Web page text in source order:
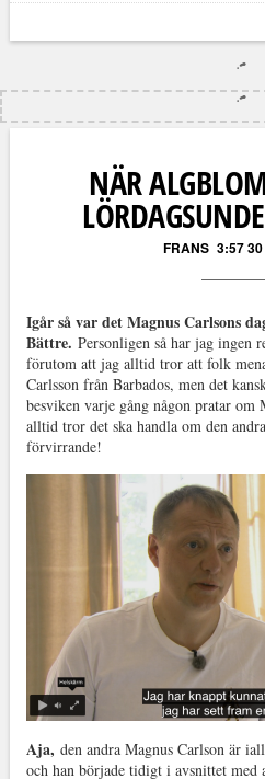
NÄR
FRANS 3:57
Igår så var det Magnus Carlsons
Bättre. Personligen så har jag ingen
förutom att jag alltid tror att folk
Carlsson från Barbados, men det
besviken varje gång någon pratar om
alltid tror det ska handla om den
förvirrande!
Aja, den andra Magnus Carlson är
och han började tidigt i avsnittet med